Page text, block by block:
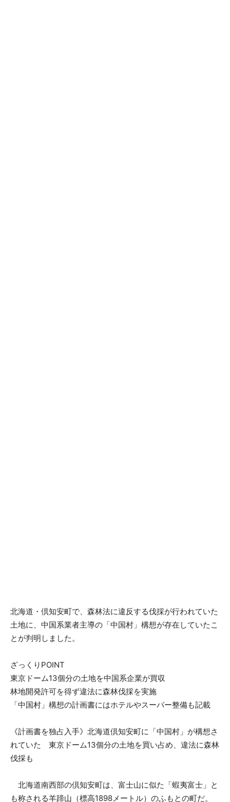
北海道・倶知安町で、森林法に違反する伐採が行われていた
土地に、中国系業者主導の「中国村」構想が存在していたこ
とが判明しました。
ざっくりPOINT
東京ドーム13個分の土地を中国系企業が買収
林地開発許可を得ず違法に森林伐採を実施
「中国村」構想の計画書にはホテルやスーパー整備も記載
《計画書を独占入手》北海道倶知安町に「中国村」が構想さ
れていた 東京ドーム13個分の土地を買い占め、違法に森林
伐採も
北海道南西部の倶知安町は、富士山に似た「蝦夷富士」と
も称される羊蹄山（標高1898メートル）のふもとの町だ。